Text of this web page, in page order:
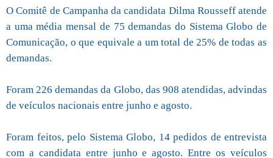
O Comitê de Campanha da candidata Dilma Rousseff atende
a uma média mensal de 75 demandas do Sistema Globo de
Comunicação, o que equivale a um total de 25% de todas as
demandas.
Foram 226 demandas da Globo, das 908 atendidas, advindas
de veículos nacionais entre junho e agosto.
Foram feitos, pelo Sistema Globo, 14 pedidos de entrevista
com a candidata entre junho e agosto. Entre os veículos